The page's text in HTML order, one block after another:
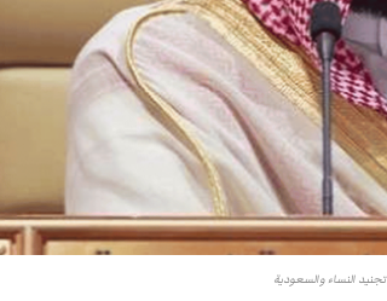
تجنيد النساء والسعودية